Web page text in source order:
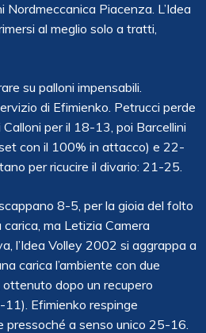
Piacenza. L’Idea
al meglio solo a tratti,
su palloni impensabili.
di Efimienko. Petrucci perde
per il 18-13, poi Barcellini
con il 100% in attacco) e 22-
per ricucire il divario: 21-25.
8-5, per la gioia del folto
ma Letizia Camera
l’Idea Volley 2002 si aggrappa a
carica l’ambiente con due
dopo un recupero
Efimienko respinge
pressoché a senso unico 25-16.